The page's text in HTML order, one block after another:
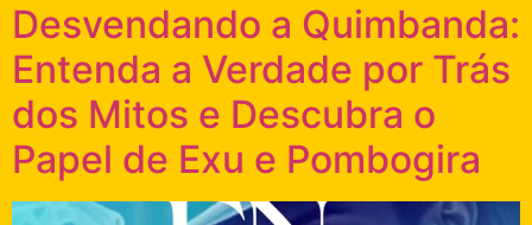
Desvendando a Quimbanda:
Entenda a Verdade por Trás
dos Mitos e Descubra o
Papel de Exu e Pombogira